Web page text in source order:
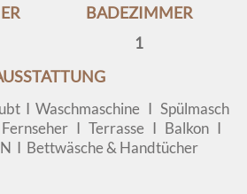
BADEZIMMER
1
I Waschmaschine I Spülmasch
I Terrasse I Balkon I
I Bettwäsche & Handtücher